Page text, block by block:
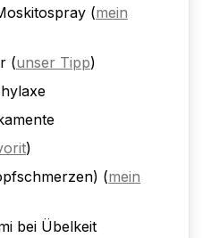
(mein
(unser Tipp)
)
(mein
bei Übelkeit